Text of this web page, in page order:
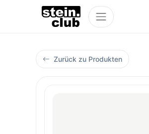
Zurück zu Produkten